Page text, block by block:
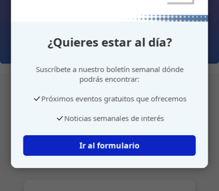
Atención personalizada
Gestione su cita o envíenos sus sugerencias de
manera rápida y sencilla.
¿Quieres estar al día?
Suscríbete a nuestro boletín semanal dónde
podrás encontrar:
Próximos eventos gratuitos que ofrecemos
Noticias semanales de interés
Ir al formulario